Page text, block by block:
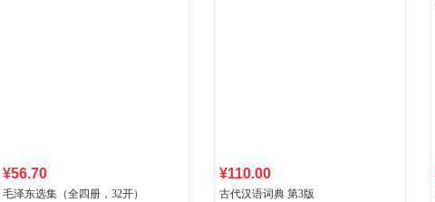
¥56.70
毛泽东选集（全四册，32开）
¥110.00
古代汉语词典 第3版